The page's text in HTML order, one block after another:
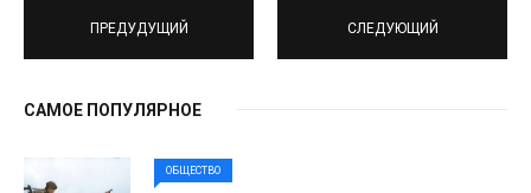
ПРЕДУДУЩИЙ СЛЕДУЮЩИЙ
САМОЕ ПОПУЛЯРНОЕ
ОБЩЕСТВО